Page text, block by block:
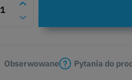
Obserwowane Pytania do